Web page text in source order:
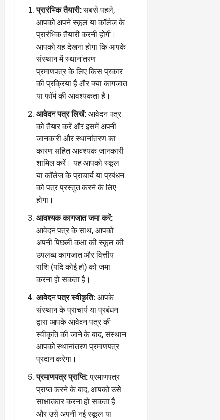
प्रारंभिक तैयारी:सबसे पहले,
आपको अपने स्कूल या कॉलेज के
प्रारंभिक तैयारी करनी होगी।
आपको यह देखना होगा कि आपके
संस्थान में स्थानांतरण
प्रमाणपत्र के लिए किस प्रकार
की प्रक्रिया है और क्या कागजात
या फॉर्म की आवश्यकता है।
आवेदन पत्र लिखें:आवेदन पत्र
को तैयार करें और इसमें अपनी
जानकारी और स्थानांतरण का
कारण सहित आवश्यक जानकारी
शामिल करें। यह आपको स्कूल
या कॉलेज के प्राचार्य या प्रबंधन
को पत्र प्रस्तुत करने के लिए
होगा।
आवश्यक कागजात जमा करें:
आवेदन पत्र के साथ, आपको
अपनी पिछली कक्षा की स्कूल की
उपलब्ध कागजात और वित्तीय
राशि (यदि कोई हो) को जमा
करना हो सकता है।
आवेदन पत्र स्वीकृति:आपके
संस्थान के प्राचार्य या प्रबंधन
द्वारा आपके आवेदन पत्र की
स्वीकृति की जाने के बाद, संस्थान
आपको स्थानांतरण प्रमाणपत्र
प्रदान करेगा।
प्रमाणपत्र प्राप्ति:प्रमाणपत्र
प्राप्त करने के बाद, आपको उसे
साक्षात्कार करना हो सकता है
और उसे अपनी नई स्कूल या